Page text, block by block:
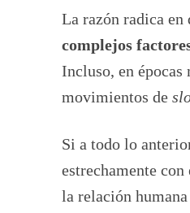
La razón radica en
complejos
Incluso, en
movimientos de
Si a todo lo
estrechamente
la relación